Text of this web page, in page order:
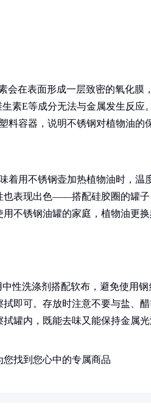
在表面形成一层致密的氧化膜
素E等成分无法与金属发生反应
容器，说明不锈钢对植物油的
着用不锈钢壶加热植物油时，温
也表现出色——搭配硅胶圈的罐
不锈钢油罐的家庭，植物油更
性洗涤剂搭配软布，避免使用钢
即可。存放时注意不要与盐、
罐内，既能去味又能保持金属
找到您心中的专属商品